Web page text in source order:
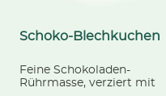
Schoko-Blechkuchen
Feine Schokoladen-
Rührmasse, verziert mit